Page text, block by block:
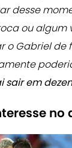
desse
ou algum
o Gabriel de
sair em
no